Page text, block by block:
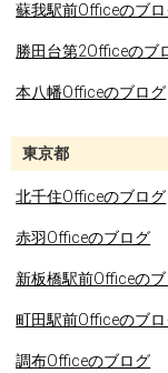
蘇我駅前Officeのブ
勝田台第2Officeのブ
本八幡Officeのブログ
東京都
北千住Officeのブログ
赤羽Officeのブログ
新板橋駅前Officeの
町田駅前Officeのブ
調布Officeのブログ